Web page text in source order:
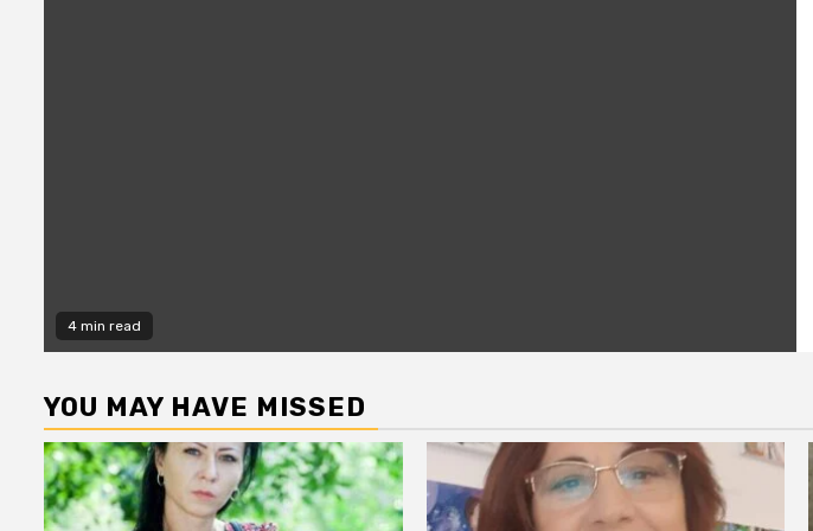
4 min read
YOU MAY HAVE MISSED